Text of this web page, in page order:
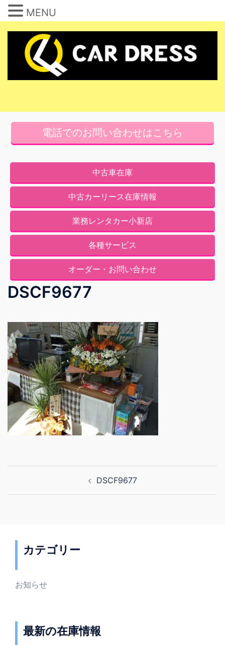
電話でのお問い合わせはこちら
中古車在庫
中古カーリース在庫情報
業務レンタカー小新店
各種サービス
オーダー・お問い合わせ
DSCF9677
ー
ョ
ン
DSCF9677
カテゴリー
お知らせ
最新の在庫情報
MENU